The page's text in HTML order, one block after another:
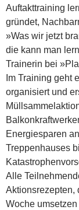
Auftakttraining
gründet,
»Was wir jetzt
die kann man
Trainerin bei
Im Training geht
organisiert und
Energiesparen
Treppenhauses
Alle
Aktionsrezepten,
Woche